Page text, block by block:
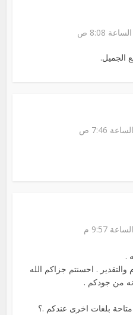
الجميل.
.
. احسنتم جزاكم الله
من جودكم .
بلغات اخرى عندكم .؟